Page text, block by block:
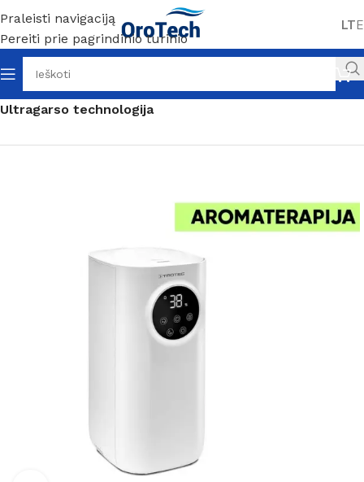
Praleisti navigaciją
Pereiti prie pagrindinio turinio
LT
Pradžia Oro drėkintuvai Namams ir biurams
Ultragarso technologija